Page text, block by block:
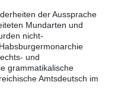
der Aussprache
Mundarten und
nicht-
und
grammatikalische
Amtsdeutsch im